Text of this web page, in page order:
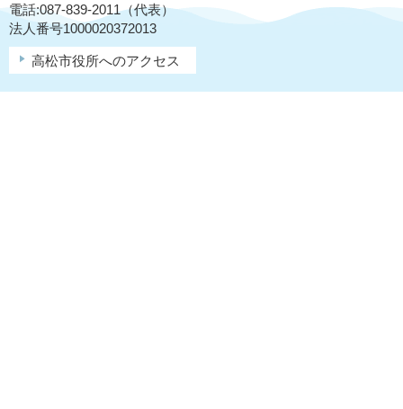
電話:087-839-2011（代表）
法人番号1000020372013
高松市役所へのアクセス